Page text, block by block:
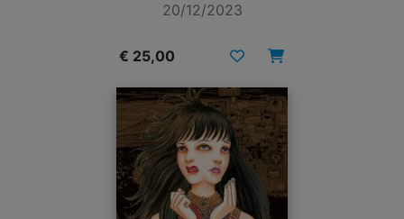
20/12/2023
€ 25,00